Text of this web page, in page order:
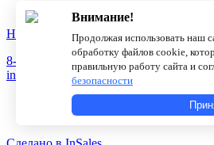
Новости
О компанииСтатьи
8-800-775-18-46
info@antenna.ru
Внимание!
Продолжая использовать наш
обработку файлов cookie,
правильную работу сайта и
безопасности